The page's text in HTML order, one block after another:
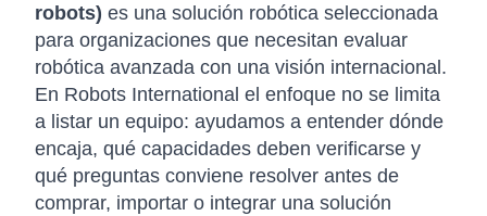
robots) es una solución robótica seleccionada
para organizaciones que necesitan evaluar
robótica avanzada con una visión internacional.
En Robots International el enfoque no se limita
a listar un equipo: ayudamos a entender dónde
encaja, qué capacidades deben verificarse y
qué preguntas conviene resolver antes de
comprar, importar o integrar una solución